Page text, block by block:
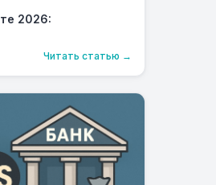
2026:
Читать статью →